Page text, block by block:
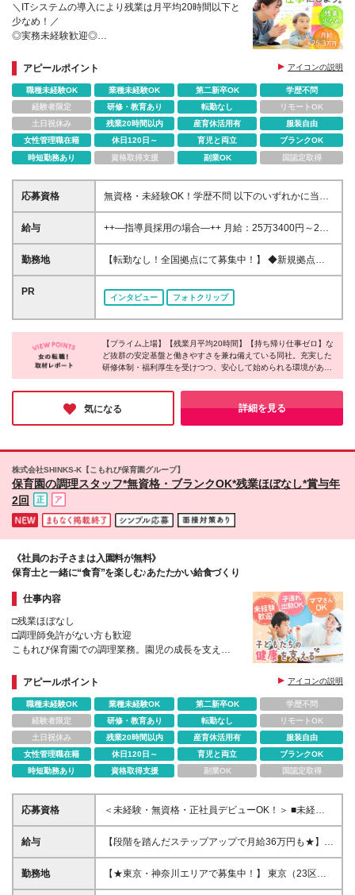
＼ITシステムの導入により残業は月平均20時間以下と
少なめ！／
◎実務未経験歓迎◎
◎女性リーダー活躍中！
アピールポイント アイコンの説明
職種未経験OK 業種未経験OK 第二新卒OK
学歴不問
経験者限定
研修・教育あり 転勤なし
リモートOK
土日祝休み
残業20時間以内 産育休活用有
服装自由
女性管理職在籍
休日120日～ 育児と両立
ブランクOK
時短勤務あり
資格取得支援 副業OK 国認定取得
応募資格
無資格・未経験OK！学歴不問 以下のいずれかに当て
はまる方 ■児童発達支援管理責任者 ■小・中・高教員
免許、保育士、幼稚園教諭、社会福祉士、精神保健福
聴覚士、作業療法士の資格をお持ちの方 ■教育・社
会・心理・福祉系の学部・学科を卒業した方 ■児童福
ない方は、 強度行動障害初任者研修（基礎）をご受
給与
++—指導員採用の場合—++ 月給：25万3400円～26
万8400円 ※固定残業代（20時間分／3万3400円～3万
6000円）を含む。超過分は別途支給。 ※経験を考慮
勤務地
【転勤なし！全国拠点にて募集中！】 ◆新規拠点も
全国各地で随時OPEN予定 ◆駅から徒歩5～10分の教
室です ■東京都 西日暮里、江戸川橋、西早稲田、高円
寺、経堂、明大前、成城、駒沢、西武柳沢、六町 ■神
奈川県 二俣川、東戸塚、綱島、大倉山、反町、ｾﾝﾀｰ
南、中山、大船、茅ヶ崎、中野島、武蔵新城、高座渋
谷、大和、鶴見 ■埼玉県 さいたま宮原、南越谷、春日
部、所沢、新所沢、新座、鳩ヶ谷、北朝霞、ふじみ
野、わらび ■千葉県 本八幡、幕張本郷、南船橋、八千
ず、寝屋川、此花、北加賀屋、新大阪、平野、枚方、
大日 ■兵庫県 三宮、西宮 (変更の範囲)上記を除く当社
PR
インタビュー フォトクリップ
【プライム上場】【残業月平均20時間】【持ち帰り仕事ゼロ】な
ど抜群の安定基盤と働きやすさを兼ね備えている同社。充実した
研修体制・福利厚生を受けつつ、安心して始められる環境がある
ことは勿論、保育士、幼稚園教諭、塾講師など様々な経歴や資格
を持つ先輩たちと協力しながら進められるスタイルだそうで、未
経験の方でも活躍できる環境だと感じました！同社で目の前の方
に寄り添うお仕事を始めてみませんか。
気になる 詳細を見る
株式会社SHINKS-K【こもれび保育園グループ】
保育園の調理スタッフ*無資格・ブランクOK*残業ほぼなし*賞与年
2回
《社員のお子さまは入園料が無料》
保育士と一緒に“食育”を楽しむ♪あたたかい給食づくり
仕事内容
□残業ほぼなし
□調理師免許がない方も歓迎
こもれび保育園での調理業務。園児の成長を支え
けます。
アピールポイント アイコンの説明
職種未経験OK 業種未経験OK 第二新卒OK
学歴不問
経験者限定
研修・教育あり 転勤なし
リモートOK
土日祝休み
残業20時間以内 産育休活用有
服装自由
女性管理職在籍
休日120日～ 育児と両立
ブランクOK
時短勤務あり
資格取得支援 副業OK 国認定取得
応募資格
＜未経験・無資格・正社員デビューOK！＞ ■未経験
OK ■高卒以上 以下いずれかに当てはまる方 （1）調
理や栄養系の学校出身の方 ※第二新卒の方は調理の実
たことがある方 ※もちろんアルバイトでもOKです！
★第二新卒の方・ブランクありの方も歓迎！ 学んだ
給与
【段階を踏んだステップアップで月給36万円も★】
★月給22万円〜36万円＋賞与年2回／正社員 （基本給
＋一律手当を含む／勤続手当除く） ▽各種手当・待
勤務地
【★東京・神奈川エリアで募集中！】 東京（23区
内・吉祥寺・府中本町）と神奈川（横浜・川崎）の計